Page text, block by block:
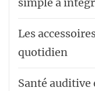
simple à
Les
quotidien
Santé auditive